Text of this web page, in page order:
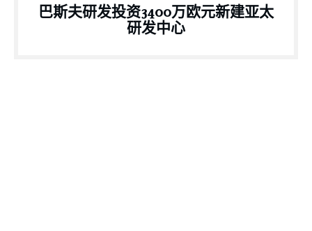
巴斯夫研发投资3400万欧元新建亚太
研发中心